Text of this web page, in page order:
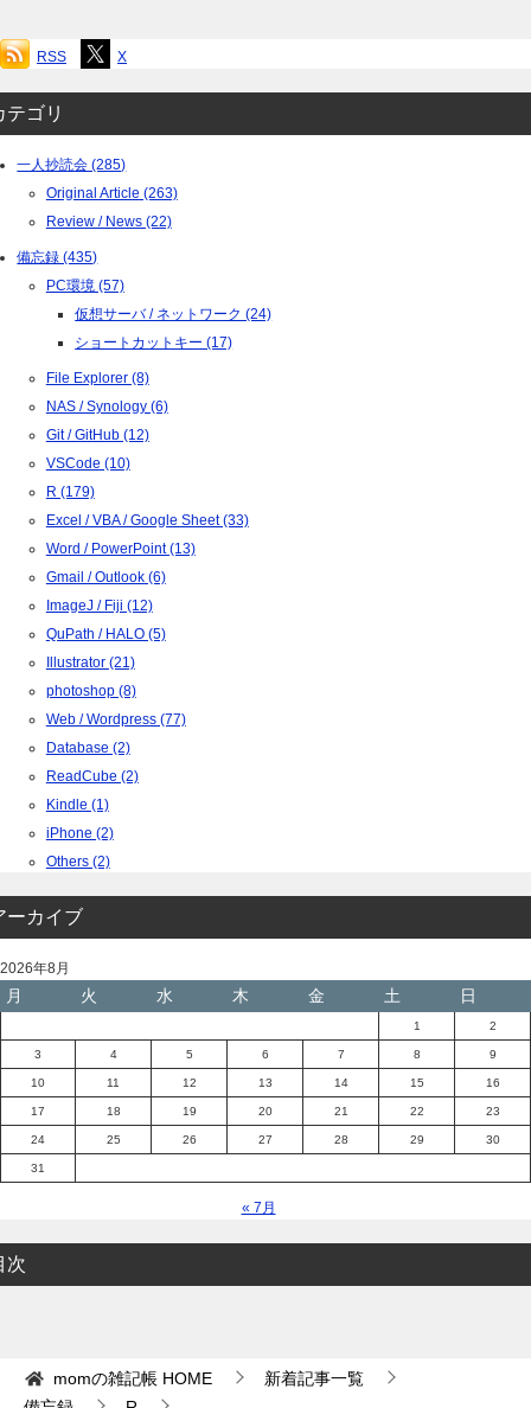
RSS X
テゴリ
一人抄読会 (285)
Original Article (263)
Review / News (22)
備忘録 (435)
PC環境 (57)
仮想サーバ / ネットワーク (24)
ショートカットキー (17)
File Explorer (8)
NAS / Synology (6)
Git / GitHub (12)
VSCode (10)
R (179)
Excel / VBA / Google Sheet (33)
Word / PowerPoint (13)
Gmail / Outlook (6)
ImageJ / Fiji (12)
QuPath / HALO (5)
Illustrator (21)
photoshop (8)
Web / Wordpress (77)
Database (2)
ReadCube (2)
Kindle (1)
iPhone (2)
Others (2)
ーカイブ
2026年8月
月 火 水 木 金 土 日
1 2
3 4 5 6 7 8 9
10 11 12 13 14 15 16
17 18 19 20 21 22 23
24 25 26 27 28 29 30
31
« 7月
次
momの雑記帳 HOME
新着記事一覧